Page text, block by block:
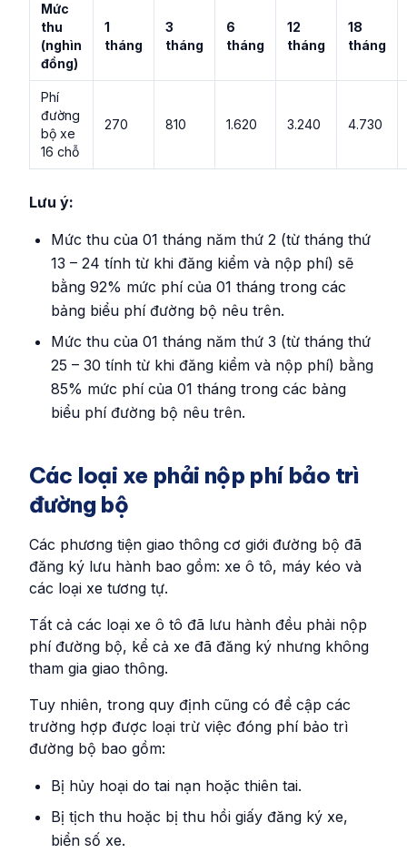
Mức
thu
(nghìn
đồng)
1
tháng
3
tháng
6
tháng
12
tháng
18
tháng
Phí
đường
bộ xe
16 chỗ
270 810 1.620 3.240 4.730
Lưu ý:
Mức thu của 01 tháng năm thứ 2 (từ tháng thứ
13 – 24 tính từ khi đăng kiểm và nộp phí) sẽ
bằng 92% mức phí của 01 tháng trong các
bảng biểu phí đường bộ nêu trên.
Mức thu của 01 tháng năm thứ 3 (từ tháng thứ
25 – 30 tính từ khi đăng kiểm và nộp phí) bằng
85% mức phí của 01 tháng trong các bảng
biểu phí đường bộ nêu trên.
Các loại xe phải nộp phí bảo trì
đường bộ
Các phương tiện giao thông cơ giới đường bộ đã
đăng ký lưu hành bao gồm: xe ô tô, máy kéo và
các loại xe tương tự.
Tất cả các loại xe ô tô đã lưu hành đều phải nộp
phí đường bộ, kể cả xe đã đăng ký nhưng không
tham gia giao thông.
Tuy nhiên, trong quy định cũng có đề cập các
trường hợp được loại trừ việc đóng phí bảo trì
đường bộ bao gồm:
Bị hủy hoại do tai nạn hoặc thiên tai.
Bị tịch thu hoặc bị thu hồi giấy đăng ký xe,
biển số xe.